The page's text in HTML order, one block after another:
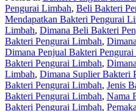
Pengurai Limbah, Beli Bakteri
Mendapatkan Bakteri Pengurai
Limbah, Dimana Beli Bakteri
Bakteri Pengurai Limbah,
Dimana Penjual Bakteri
Bakteri Pengurai Limbah,
Limbah, Dimana Suplier Bakteri
Bakteri Pengurai Limbah, Jenis
Bakteri Pengurai Limbah, Nama
Bakteri Pengurai Limbah,